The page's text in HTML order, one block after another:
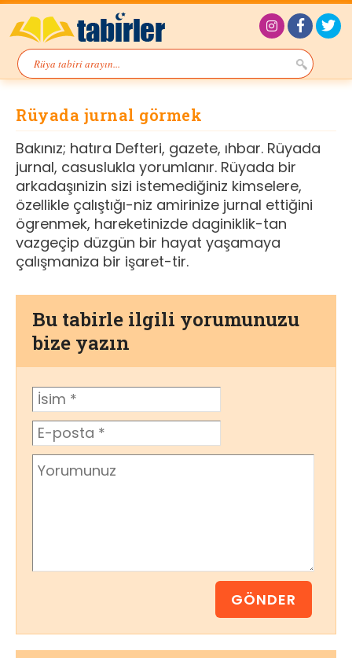
Rüyada jurnal görmek
Bakınız; hatıra Defteri, gazete, ıhbar. Rüyada
jurnal, casuslukla yorumlanır. Rüyada bir
arkadaşınizin sizi istemediğiniz kimselere,
özellikle çalıştığı-niz amirinize jurnal ettiğini
ögrenmek, hareketinizde daginiklik-tan
vazgeçip düzgün bir hayat yaşamaya
çalışmaniza bir işaret-tir.
Bu tabirle ilgili yorumunuzu
bize yazın